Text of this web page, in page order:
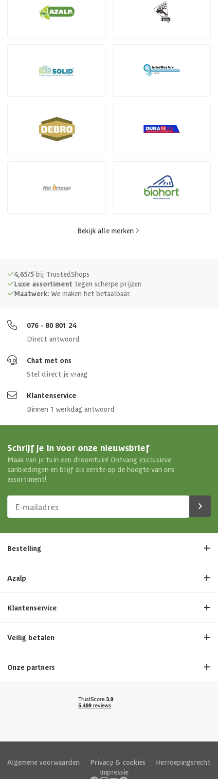
Bekijk alle merken
4,65/5 bij TrustedShops
Luxe assortiment tegen scherpe prijzen
Maatwerk: We maken het betaalbaar.
076 - 80 801 24
Direct antwoord
Chat met ons
Stel direct je vraag
Klantenservice
Binnen 1 werkdag antwoord
Schrijf je in voor onze nieuwsbrief
Maak van je tuin een droomtuin! Ontvang exclusieve
aanbiedingen en blijf als eerste op de hoogte van ons
assortiment!
Bestelling
Azalp
Klantenservice
Veilig betalen
Onze partners
Algemene voorwaarden Privacy & cookies
Herroepingsrecht
Impressie